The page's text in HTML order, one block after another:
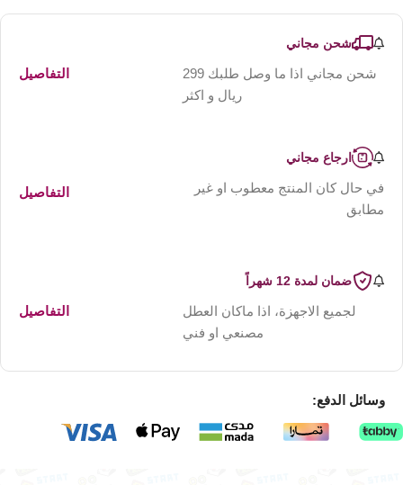
شحن مجاني
شحن مجاني اذا ما وصل طلبك 299
ريال و اكثر
التفاصيل
ارجاع مجاني
في حال كان المنتج معطوب او غير
مطابق
التفاصيل
ضمان لمدة 12 شهراً
لجميع الاجهزة، اذا ماكان العطل
مصنعي او فني
التفاصيل
وسائل الدفع: